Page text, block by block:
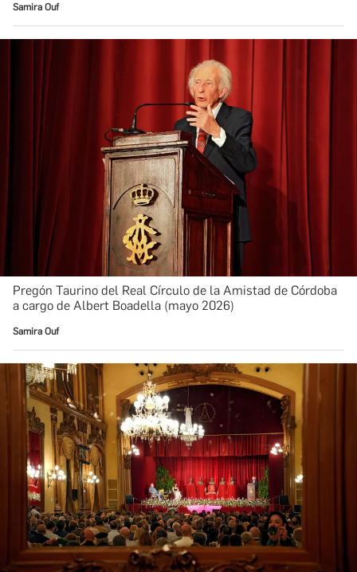
Samira Ouf
Pregón Taurino del Real Círculo de la Amistad de Córdoba
a cargo de Albert Boadella (mayo 2026)
Samira Ouf